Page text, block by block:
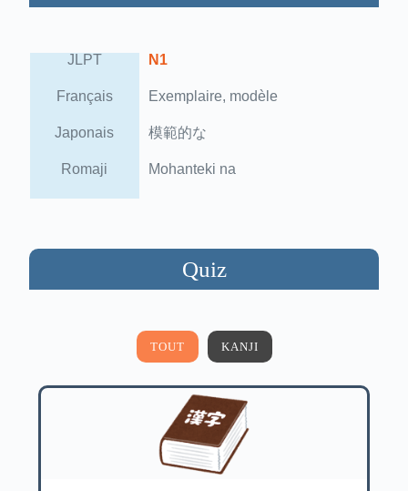
JLPT N1
Français Exemplaire, modèle
Japonais 模範的な
Romaji Mohanteki na
Quiz
TOUT KANJI